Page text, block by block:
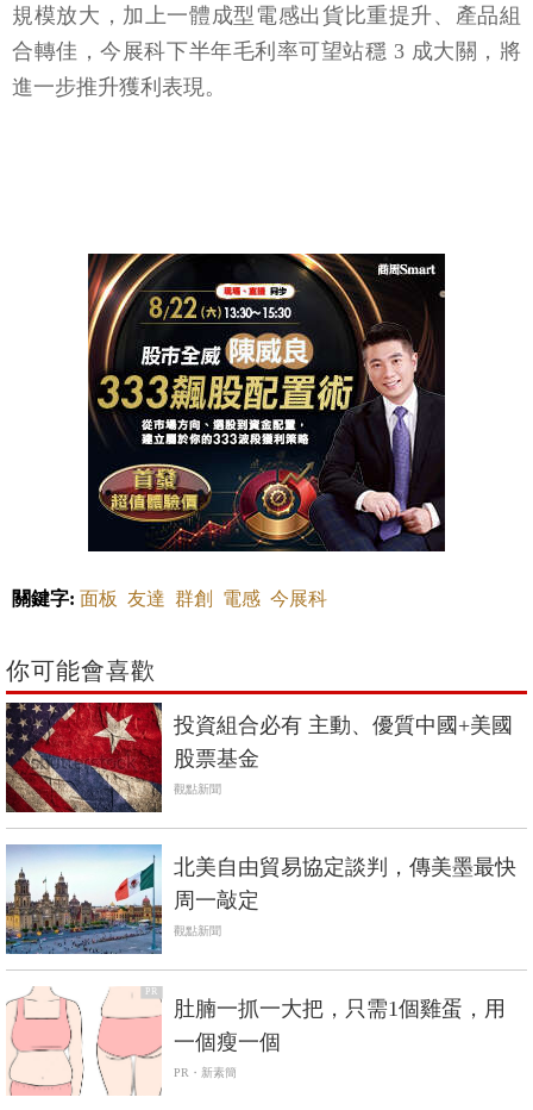
規模放大，加上一體成型電感出貨比重提升、產品組
合轉佳，今展科下半年毛利率可望站穩 3 成大關，將
進一步推升獲利表現。
關鍵字: 面板 友達 群創 電感 今展科
你可能會喜歡
投資組合必有 主動、優質中國+美國
股票基金
觀點新聞
北美自由貿易協定談判，傳美墨最快
周一敲定
觀點新聞
PR
肚腩一抓一大把，只需1個雞蛋，用
一個瘦一個
PR・新素簡